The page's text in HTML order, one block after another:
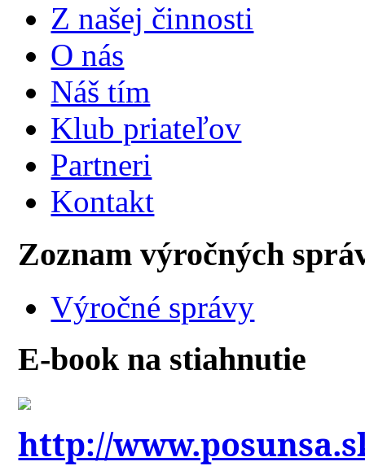
Z našej činnosti
O nás
Náš tím
Klub priateľov
Partneri
Kontakt
Zoznam výročných
Výročné správy
E-book na stiahnutie
http://